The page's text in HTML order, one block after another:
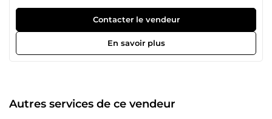
leur marché, leurs concurrents et les opportunités de
croissance avant de lancer ou développer leur activité. Je
réalise des documents clairs, structurés et professionnels
qui peuvent servir pour : • validation d’idée business •
préparation d’un lancement • présentation à des
rapidement des rapports détaillés, structurés et
exploitables. Chaque projet est traité avec sérieux et une
Contacter le vendeur
En savoir plus
Autres services de ce vendeur